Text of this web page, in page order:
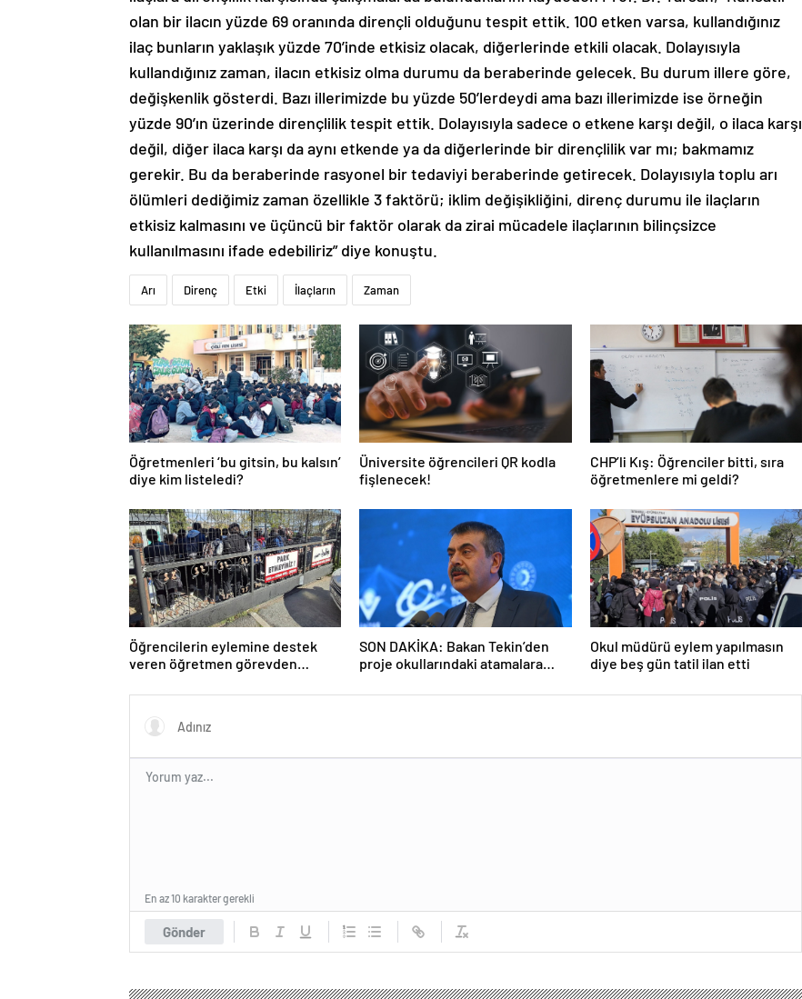
olan bir ilacın yüzde 69 oranında dirençli olduğunu tespit ettik. 100 etken varsa, kullandığınız
ilaç bunların yaklaşık yüzde 70’inde etkisiz olacak, diğerlerinde etkili olacak. Dolayısıyla
kullandığınız zaman, ilacın etkisiz olma durumu da beraberinde gelecek. Bu durum illere göre,
değişkenlik gösterdi. Bazı illerimizde bu yüzde 50’lerdeydi ama bazı illerimizde ise örneğin
yüzde 90’ın üzerinde dirençlilik tespit ettik. Dolayısıyla sadece o etkene karşı değil, o ilaca karşı
değil, diğer ilaca karşı da aynı etkende ya da diğerlerinde bir dirençlilik var mı; bakmamız
gerekir. Bu da beraberinde rasyonel bir tedaviyi beraberinde getirecek. Dolayısıyla toplu arı
ölümleri dediğimiz zaman özellikle 3 faktörü; iklim değişikliğini, direnç durumu ile ilaçların
etkisiz kalmasını ve üçüncü bir faktör olarak da zirai mücadele ilaçlarının bilinçsizce
kullanılmasını ifade edebiliriz” diye konuştu.
Arı Direnç Etki İlaçların Zaman
Öğretmenleri ‘bu gitsin, bu kalsın’
diye kim listeledi?
Üniversite öğrencileri QR kodla
fişlenecek!
CHP’li Kış: Öğrenciler bitti, sıra
öğretmenlere mi geldi?
Öğrencilerin eylemine destek
veren öğretmen görevden
SON DAKİKA: Bakan Tekin’den
proje okullarındaki atamalara
Okul müdürü eylem yapılmasın
diye beş gün tatil ilan etti
Gönder
En az 10 karakter gerekli